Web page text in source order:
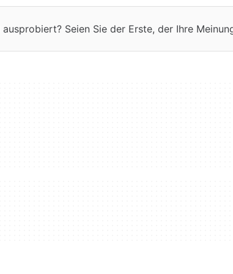
ausprobiert? Seien Sie der Erste, der Ihre